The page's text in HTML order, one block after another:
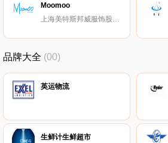
Moomoo
品牌大全 (00)
英运物流
生鲜计生鲜超市